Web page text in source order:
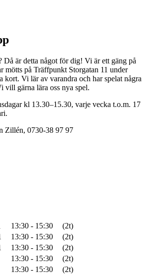
Då är detta något för dig! Vi är ett gäng på
mötts på Träffpunkt Storgatan 11 under
kort. Vi lär av varandra och har spelat några
gärna lära oss nya spel.
kl 13.30–15.30, varje vecka t.o.m. 17
Zillén, 0730-38 97 97
13:30 - 15:30
(2t)
13:30 - 15:30
(2t)
13:30 - 15:30
(2t)
13:30 - 15:30
(2t)
13:30 - 15:30
(2t)